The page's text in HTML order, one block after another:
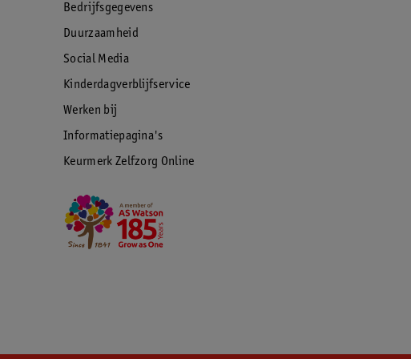
Bedrijfsgegevens
Duurzaamheid
Social Media
Kinderdagverblijfservice
Werken bij
Informatiepagina's
Keurmerk Zelfzorg Online